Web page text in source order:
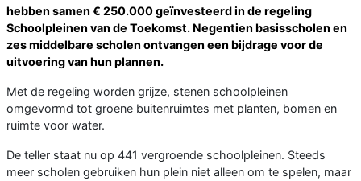
hebben samen € 250.000 geïnvesteerd in de regeling
Schoolpleinen van de Toekomst. Negentien basisscholen en
zes middelbare scholen ontvangen een bijdrage voor de
uitvoering van hun plannen.
Met de regeling worden grijze, stenen schoolpleinen
omgevormd tot groene buitenruimtes met planten, bomen en
ruimte voor water.
De teller staat nu op 441 vergroende schoolpleinen. Steeds
meer scholen gebruiken hun plein niet alleen om te spelen, maar